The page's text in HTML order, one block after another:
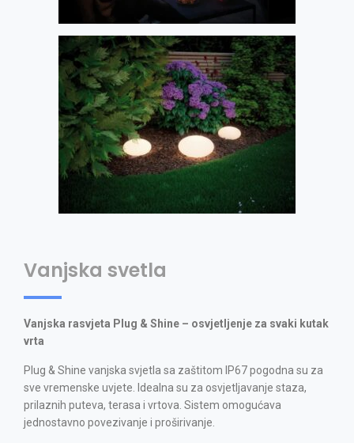
Vanjska svetla
Vanjska rasvjeta Plug & Shine – osvjetljenje za svaki kutak
vrta
Plug & Shine vanjska svjetla sa zaštitom IP67 pogodna su za
sve vremenske uvjete. Idealna su za osvjetljavanje staza,
prilaznih puteva, terasa i vrtova. Sistem omogućava
jednostavno povezivanje i proširivanje.